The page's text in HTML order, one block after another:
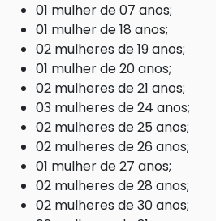
01 mulher de 07 anos;
01 mulher de 18 anos;
02 mulheres de 19 anos;
01 mulher de 20 anos;
02 mulheres de 21 anos;
03 mulheres de 24 anos;
02 mulheres de 25 anos;
02 mulheres de 26 anos;
01 mulher de 27 anos;
02 mulheres de 28 anos;
02 mulheres de 30 anos;